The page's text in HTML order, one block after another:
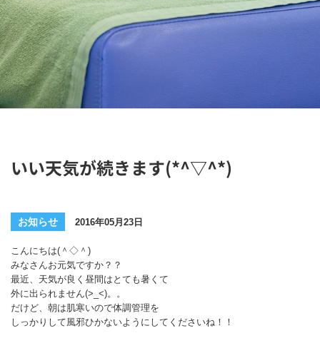
いい天気が続きます(*^▽^*)
お知らせ 2016年05月23日
こんにちは(＾◇＾)
みなさんお元気ですか？？
最近、天気が良く昼間はとても暑くて
外に出られません(>_<)。。
だけど、朝は肌寒いので体調管理を
しっかりして風邪ひかないようにしてくださいね！！